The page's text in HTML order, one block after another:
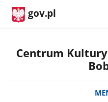
gov.pl
Centrum